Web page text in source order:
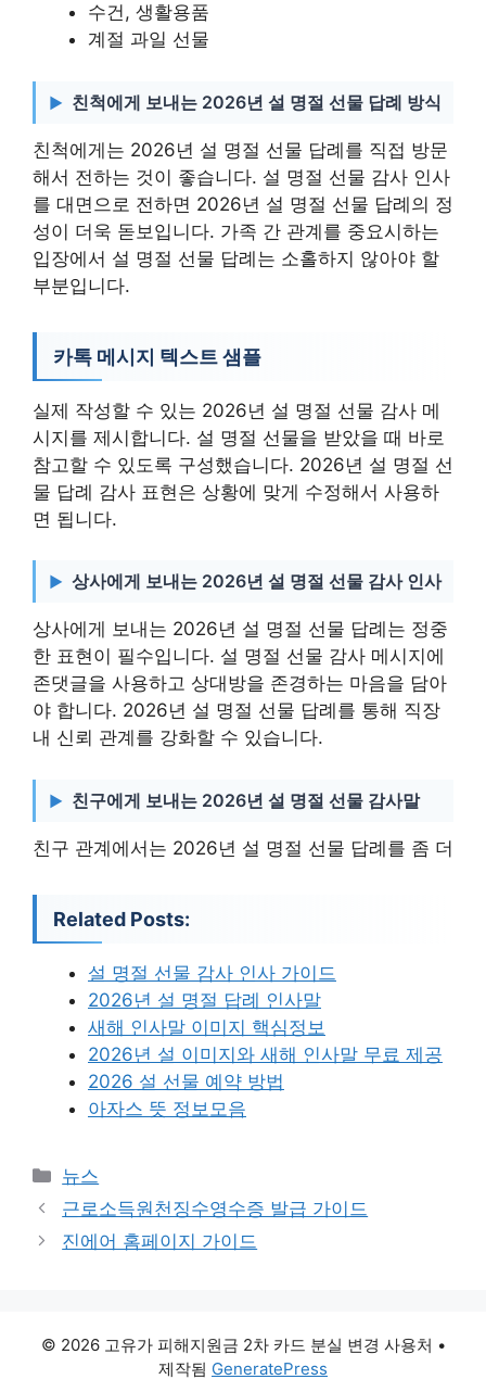
수건, 생활용품
계절 과일 선물
친척에게 보내는 2026년 설 명절 선물 답례 방식
친척에게는 2026년 설 명절 선물 답례를 직접 방문
해서 전하는 것이 좋습니다. 설 명절 선물 감사 인사
를 대면으로 전하면 2026년 설 명절 선물 답례의 정
성이 더욱 돋보입니다. 가족 간 관계를 중요시하는
입장에서 설 명절 선물 답례는 소홀하지 않아야 할
부분입니다.
카톡 메시지 텍스트 샘플
실제 작성할 수 있는 2026년 설 명절 선물 감사 메
시지를 제시합니다. 설 명절 선물을 받았을 때 바로
참고할 수 있도록 구성했습니다. 2026년 설 명절 선
물 답례 감사 표현은 상황에 맞게 수정해서 사용하
면 됩니다.
상사에게 보내는 2026년 설 명절 선물 감사 인사
상사에게 보내는 2026년 설 명절 선물 답례는 정중
한 표현이 필수입니다. 설 명절 선물 감사 메시지에
존댓글을 사용하고 상대방을 존경하는 마음을 담아
야 합니다. 2026년 설 명절 선물 답례를 통해 직장
내 신뢰 관계를 강화할 수 있습니다.
친구에게 보내는 2026년 설 명절 선물 감사말
친구 관계에서는 2026년 설 명절 선물 답례를 좀 더
Related Posts:
설 명절 선물 감사 인사 가이드
2026년 설 명절 답례 인사말
새해 인사말 이미지 핵심정보
2026년 설 이미지와 새해 인사말 무료 제공
2026 설 선물 예약 방법
아자스 뜻 정보모음
카
테
리
뉴스
근로소득원천징수영수증 발급 가이드
진에어 홈페이지 가이드
© 2026 고유가 피해지원금 2차 카드 분실 변경 사용처 •
제작됨 GeneratePress